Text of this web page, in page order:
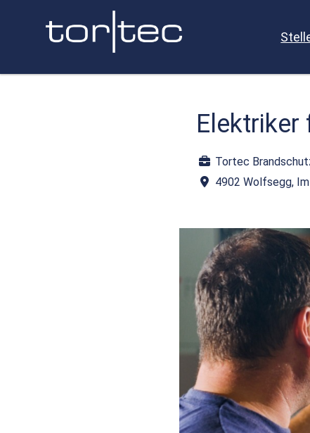
Tortec
4902 Wolfsegg,